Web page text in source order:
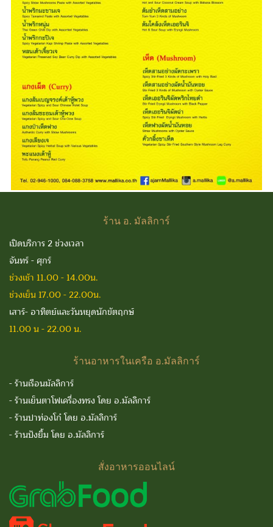
ร้าน อ. มัลลิการ์
เปิดบริการ 2 ช่วงเวลา
จันทร์ - ศุกร์
ช่วงเช้า 11.00 - 14.00น.
ช่วงเย็น 17.00 - 22.00น.
เสาร์- อาทิตย์และวันหยุดนักขัตฤกษ์
11.00 น - 22.00 น.
ร้านอาหารในเครือ อ.มัลลิการ์
-ร้านเรือนมัลลิการ์
-ร้านเย็นตาโฟเครื่องทรง โดย อ.มัลลิการ์
-ร้านปาท่องโก๋ โดย อ.มัลลิการ์
-ร้านปังยิ้ม โดย อ.มัลลิการ์
สั่งอาหารออนไลน์